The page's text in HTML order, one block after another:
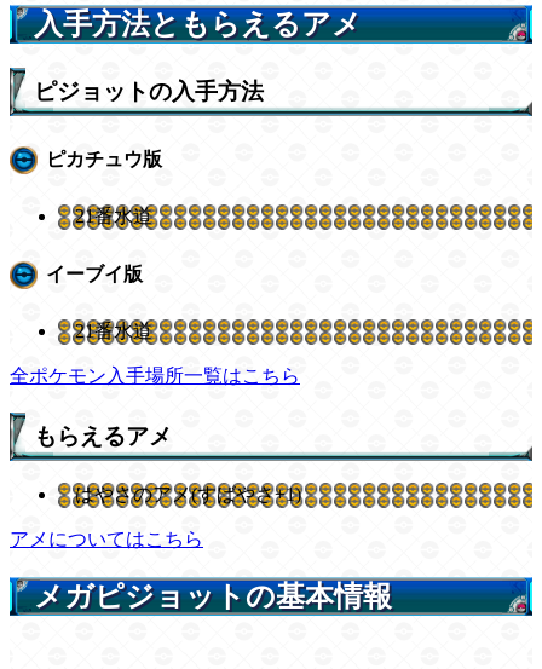
入手方法ともらえるアメ
ピジョットの入手方法
ピカチュウ版
21番水道
イーブイ版
21番水道
全ポケモン入手場所一覧はこちら
もらえるアメ
はやさのアメ(すばやさ+1)
アメについてはこちら
メガピジョットの基本情報